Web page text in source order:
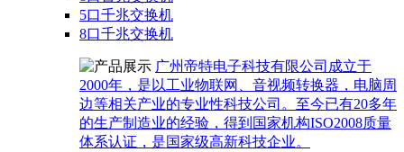
5口千兆交换机
8口千兆交换机
广州帝特电子科技有限公司成立于
2000年，是以工业物联网、音视频转换器，电脑周
边等相关产业的专业性科技公司。至今已有20多年
的生产制造业的经验，得到国家机构ISO2008质量
体系认证，是国家级高新科技企业。